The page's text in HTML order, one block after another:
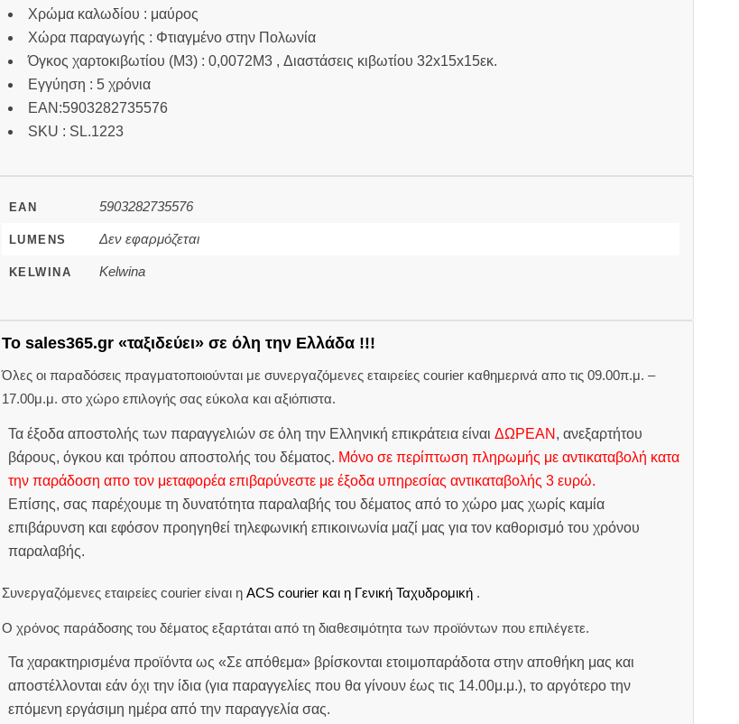
Χρώμα καλωδίου : μαύρος
Χώρα παραγωγής : Φτιαγμένο στην Πολωνία
Όγκος χαρτοκιβωτίου (M3) : 0,0072M3 , Διαστάσεις κιβωτίου 32x15x15εκ.
Εγγύηση : 5 χρόνια
EAN:5903282735576
SKU : SL.1223
EAN 5903282735576
LUMENS Δεν εφαρμόζεται
KELWINA Kelwina
Το sales365.gr «ταξιδεύει» σε όλη την Ελλάδα !!!
Όλες οι παραδόσεις πραγματοποιούνται με συνεργαζόμενες εταιρείες courier καθημερινά απο τις 09.00π.μ. –
17.00μ.μ. στο χώρο επιλογής σας εύκολα και αξιόπιστα.
Τα έξοδα αποστολής των παραγγελιών σε όλη την Ελληνική επικράτεια είναι ΔΩΡΕΑΝ , ανεξαρτήτου
βάρους, όγκου και τρόπου αποστολής του δέματος. Μόνο σε περίπτωση πληρωμής με αντικαταβολή κατα
την παράδοση απο τον μεταφορέα επιβαρύνεστε με έξοδα υπηρεσίας αντικαταβολής 3 ευρώ.
Επίσης, σας παρέχουμε τη δυνατότητα παραλαβής του δέματος από το χώρο μας χωρίς καμία
επιβάρυνση και εφόσον προηγηθεί τηλεφωνική επικοινωνία μαζί μας για τον καθορισμό του χρόνου
παραλαβής.
Συνεργαζόμενες εταιρείες courier είναι η ACS courier και η Γενική Ταχυδρομική.
Ο χρόνος παράδοσης του δέματος εξαρτάται από τη διαθεσιμότητα των προϊόντων που επιλέγετε.
Τα χαρακτηρισμένα προϊόντα ως «Σε απόθεμα» βρίσκονται ετοιμοπαράδοτα στην αποθήκη μας και
αποστέλλονται εάν όχι την ίδια (για παραγγελίες που θα γίνουν έως τις 14.00μ.μ.), το αργότερο την
επόμενη εργάσιμη ημέρα από την παραγγελία σας.